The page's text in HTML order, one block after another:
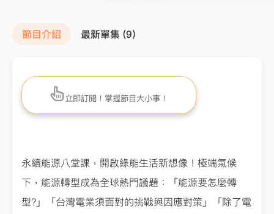
節目介紹 最新單集 (9)
立即訂閱！掌握節目大小事！
永續能源八堂課，開啟綠能生活新想像！極端氣候
下，能源轉型成為全球熱門議題：「能源要怎麼轉
型?」「台灣電業須面對的挑戰與因應對策」「除了電